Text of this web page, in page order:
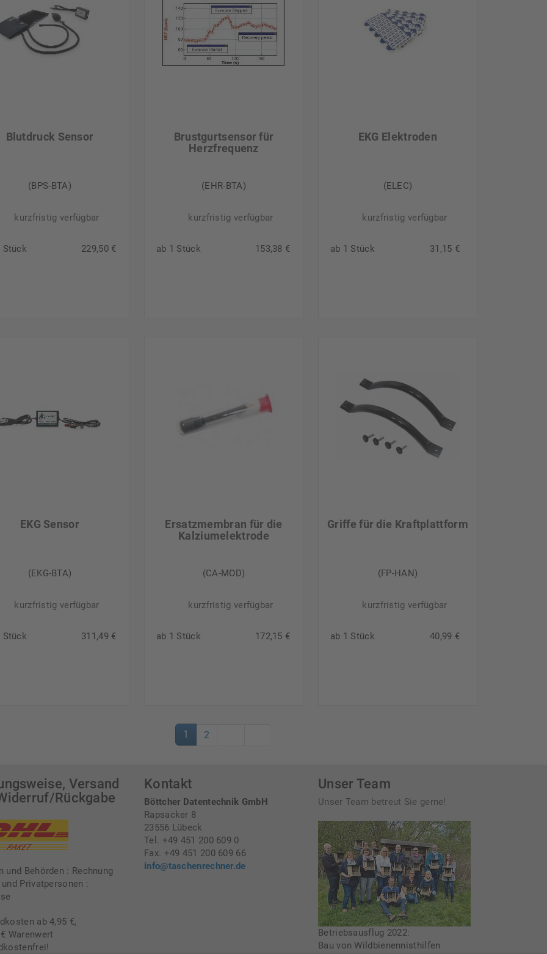
Blutdruck Sensor
(BPS-BTA)
kurzfristig verfügbar
Stück 229,50 €
Brustgurtsensor für
Herzfrequenz
(EHR-BTA)
kurzfristig verfügbar
ab 1 Stück 153,38 €
EKG Elektroden
(ELEC)
kurzfristig verfügbar
ab 1 Stück 31,15 €
EKG Sensor
(EKG-BTA)
kurzfristig verfügbar
Stück 311,49 €
Ersatzmembran für die
Kalziumelektrode
(CA-MOD)
kurzfristig verfügbar
ab 1 Stück 172,15 €
Griffe für die Kraftplattform
(FP-HAN)
kurzfristig verfügbar
ab 1 Stück 40,99 €
1 2
Versand
Rückgabe
und Behörden : Rechnung
Privatpersonen :
ab 4,95 €,
Warenwert
Kontakt
Böttcher Datentechnik GmbH
Rapsacker 8
23556 Lübeck
Tel. +49 451 200 609 0
Fax. +49 451 200 609 66
info@taschenrechner.de
Unser Team
Unser Team betreut Sie gerne!
Betriebsausflug 2022:
Bau von Wildbienennisthilfen